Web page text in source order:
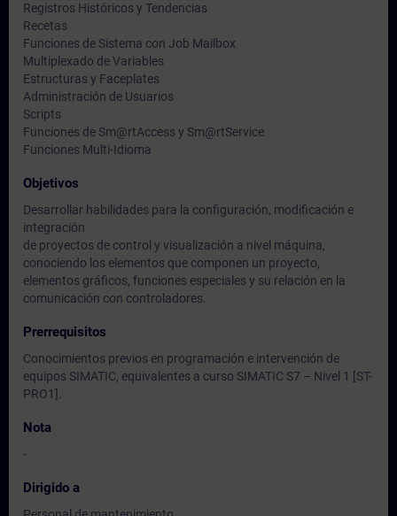
Registros Históricos y Tendencias
Recetas
Funciones de Sistema con Job Mailbox
Multiplexado de Variables
Estructuras y Faceplates
Administración de Usuarios
Scripts
Funciones de Sm@rtAccess y Sm@rtService
Funciones Multi-Idioma
Objetivos
Desarrollar habilidades para la configuración, modificación e
integración
de proyectos de control y visualización a nivel máquina,
conociendo los elementos que componen un proyecto,
elementos gráficos, funciones especiales y su relación en la
comunicación con controladores.
Prerrequisitos
Conocimientos previos en programación e intervención de
equipos SIMATIC, equivalentes a curso SIMATIC S7 – Nivel 1 [ST-
PRO1].
Nota
-
Dirigido a